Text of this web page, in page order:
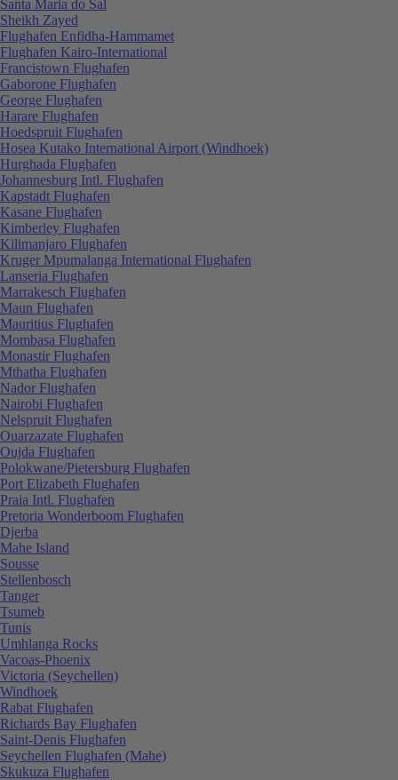
Santa Maria do Sal
Sheikh Zayed
Flughafen Enfidha-Hammamet
Flughafen Kairo-International
Francistown Flughafen
Gaborone Flughafen
George Flughafen
Harare Flughafen
Hoedspruit Flughafen
Hosea Kutako International Airport (Windhoek)
Hurghada Flughafen
Johannesburg Intl. Flughafen
Kapstadt Flughafen
Kasane Flughafen
Kimberley Flughafen
Kilimanjaro Flughafen
Kruger Mpumalanga International Flughafen
Lanseria Flughafen
Marrakesch Flughafen
Maun Flughafen
Mauritius Flughafen
Mombasa Flughafen
Monastir Flughafen
Mthatha Flughafen
Nador Flughafen
Nairobi Flughafen
Nelspruit Flughafen
Ouarzazate Flughafen
Oujda Flughafen
Polokwane/Pietersburg Flughafen
Port Elizabeth Flughafen
Praia Intl. Flughafen
Pretoria Wonderboom Flughafen
Djerba
Mahe Island
Sousse
Stellenbosch
Tanger
Tsumeb
Tunis
Umhlanga Rocks
Vacoas-Phoenix
Victoria (Seychellen)
Windhoek
Rabat Flughafen
Richards Bay Flughafen
Saint-Denis Flughafen
Seychellen Flughafen (Mahe)
Skukuza Flughafen